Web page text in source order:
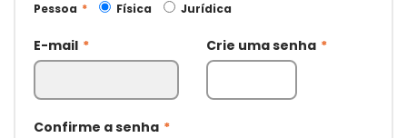
Pessoa * Física Jurídica
E-mail * Crie uma senha *
Confirme a senha *